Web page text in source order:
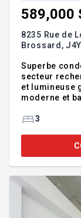
589,000
8235 Rue de
Brossard,
Superbe
secteur
et lumineuse
moderne et
À proximité
pratique.
exceptionnel
votre
chaleureuse et
3